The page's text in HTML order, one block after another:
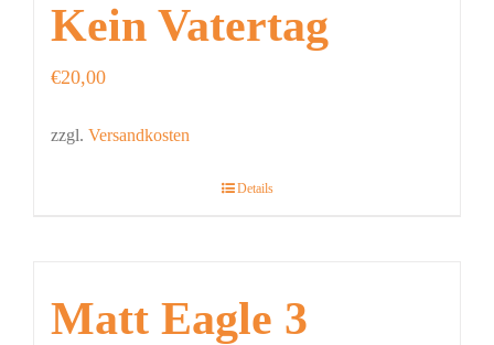
Kein Vatertag
€20,00
zzgl. Versandkosten
Details
Matt Eagle 3